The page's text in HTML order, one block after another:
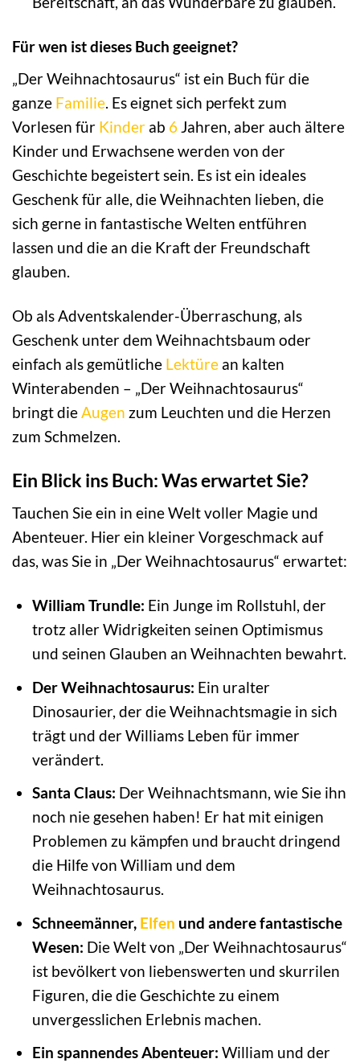
Für wen ist dieses Buch geeignet?
„Der Weihnachtosaurus“ ist ein Buch für die
ganze Familie. Es eignet sich perfekt zum
Vorlesen für Kinder ab 6 Jahren, aber auch ältere
Kinder und Erwachsene werden von der
Geschichte begeistert sein. Es ist ein ideales
Geschenk für alle, die Weihnachten lieben, die
sich gerne in fantastische Welten entführen
lassen und die an die Kraft der Freundschaft
glauben.
Ob als Adventskalender-Überraschung, als
Geschenk unter dem Weihnachtsbaum oder
einfach als gemütliche Lektüre an kalten
Winterabenden – „Der Weihnachtosaurus“
bringt dieAugen zum Leuchten und die Herzen
zum Schmelzen.
Ein Blick ins Buch: Was erwartet Sie?
Tauchen Sie ein in eine Welt voller Magie und
Abenteuer. Hier ein kleiner Vorgeschmack auf
das, was Sie in „Der Weihnachtosaurus“ erwartet:
William Trundle: Ein Junge im Rollstuhl, der
trotz aller Widrigkeiten seinen Optimismus
und seinen Glauben an Weihnachten bewahrt.
Der Weihnachtosaurus: Ein uralter
Dinosaurier, der die Weihnachtsmagie in sich
trägt und der Williams Leben für immer
verändert.
Santa Claus: Der Weihnachtsmann, wie Sie ihn
noch nie gesehen haben! Er hat mit einigen
Problemen zu kämpfen und braucht dringend
die Hilfe von William und dem
Weihnachtosaurus.
Schneemänner, Elfen und andere fantastische
Wesen: Die Welt von „Der Weihnachtosaurus“
ist bevölkert von liebenswerten und skurrilen
Figuren, die die Geschichte zu einem
unvergesslichen Erlebnis machen.
Ein spannendes Abenteuer: William und der